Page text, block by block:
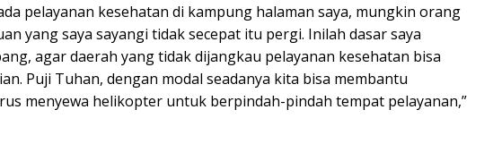
pelayanan kesehatan di kampung halaman saya, mungkin orang
yang saya sayangi tidak secepat itu pergi. Inilah dasar saya
agar daerah yang tidak dijangkau pelayanan kesehatan bisa
Puji Tuhan, dengan modal seadanya kita bisa membantu
menyewa helikopter untuk berpindah-pindah tempat pelayanan,”